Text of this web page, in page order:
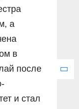
а
в
после
и стал